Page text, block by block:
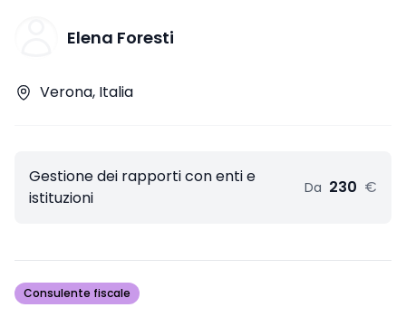
Elena Foresti
Verona, Italia
Gestione dei rapporti con enti e
istituzioni
Da 230 €
Consulente fiscale